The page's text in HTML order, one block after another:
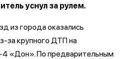
уснул за рулем.
из города оказались
за крупного ДТП на
«Дон». По предварительным